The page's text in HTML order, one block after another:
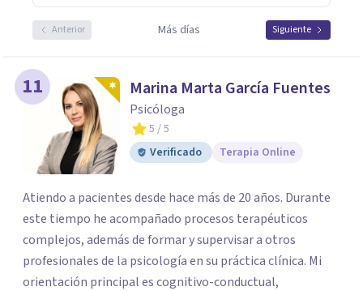
Anterior Más días Siguiente
11 Marina Marta García Fuentes
Psicóloga
5 / 5
Verificado
Terapia Online
Atiendo a pacientes desde hace más de 20 años. Durante
este tiempo he acompañado procesos terapéuticos
complejos, además de formar y supervisar a otros
profesionales de la psicología en su práctica clínica. Mi
orientación principal es cognitivo-conductual,